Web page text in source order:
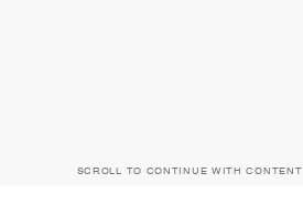
SCROLL TO CONTINUE WITH CONTENT